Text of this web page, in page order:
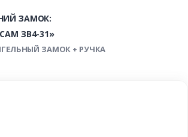
ЗАМОК:
ЗВ4-31»
ЗАМОК + РУЧКА